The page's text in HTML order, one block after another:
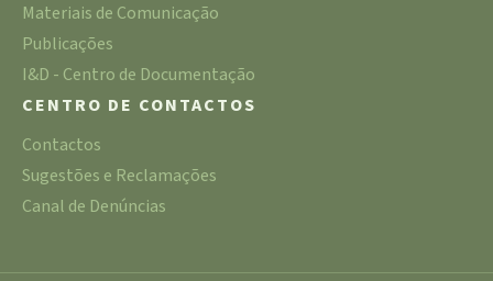
Materiais de Comunicação
Publicações
I&D - Centro de Documentação
CENTRO DE CONTACTOS
Contactos
Sugestões e Reclamações
Canal de Denúncias